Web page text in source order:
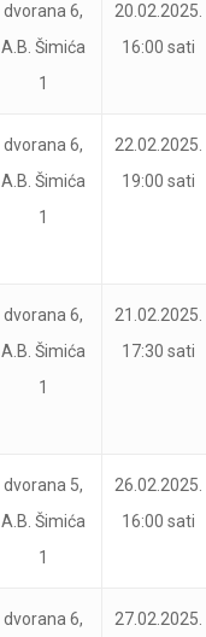
dvorana 6,
A.B. Šimića
1
20.02.2025.
16:00 sati
dvorana 6,
A.B. Šimića
1
22.02.2025.
19:00 sati
dvorana 6,
A.B. Šimića
1
21.02.2025.
17:30 sati
dvorana 5,
A.B. Šimića
1
26.02.2025.
16:00 sati
dvorana 6,
27.02.2025.